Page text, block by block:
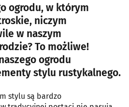
ogrodu, w którym
niczym
w naszym
To możliwe!
ogrodu
stylu rustykalnego.
stylu są bardzo